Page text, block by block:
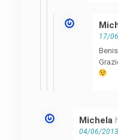
17/
Michela
04/06/